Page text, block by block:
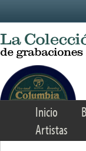
Inicio
Artistas